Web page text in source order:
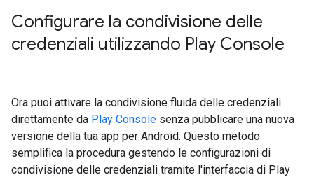
Configurare la condivisione delle
credenziali utilizzando Play Console
Ora puoi attivare la condivisione fluida delle credenziali
direttamente da Play Console senza pubblicare una nuova
versione della tua app per Android. Questo metodo
semplifica la procedura gestendo le configurazioni di
condivisione delle credenziali tramite l'interfaccia di Play